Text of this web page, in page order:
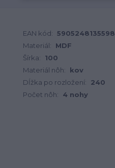
EAN kód: 5905248135598
Materiál:
MDF
Šírka:
100
Materiál nôh:
kov
Dĺžka po rozložení:
240
Počet nôh:
4 nohy